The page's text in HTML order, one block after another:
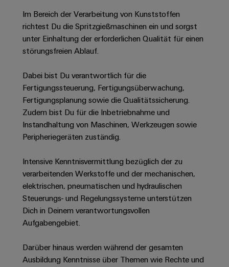
Gerätehersteller
Innovative
Verbindungslösungen
für
Konventionelle
Energieerzeugung
Zukunftssicherheit
bewährte
Energieerzeugung
Maschinenbau
Lösungen
für
verschiedene
Segmente
der
Maschinen
und
Öl
Solutions
Systeme
Lösungen
Dezentrale
Automatisierung
Energiemanagement-
Lösungen
IIoT
&
Automation
Software
Industrial
Analytics
Industrial
Messumformer
Stromversorgungen
Elektronikgehäuse
Blitz-
und
Überspannungsschutz
PV
Generatoranschlusskasten
Feldbusverteiler
Automatisierung
&
Software
Steuerungen
Support
Technischer
Support
Umweltbezogene
Produktkonformität
Engineering
Daten
Technische
Produktkataloge
Reparatur
und
Ersatzteile
Trainings
und
Webinare
Presse
Unternehmensmeldungen
Pressekontakt
Unsere
Partner
IIoT
and
Automation
Partner
Netzwerk
IIoT
and
Automation
Erfolgreiche
Karrierewege
Offene
Ausbildungs-
und
Studienplätze
Veranstaltungen
Aktuelle
Termine
Workshops
für
Schulklassen
Im Bereich der Verarbeitung von Kunststoffen
richtest Du die Spritzgießmaschinen ein und sorgst
unter Einhaltung der erforderlichen Qualität für einen
störungsfreien Ablauf.
Dabei bist Du verantwortlich für die
Fertigungssteuerung, Fertigungsüberwachung,
Fertigungsplanung sowie die Qualitätssicherung.
Zudem bist Du für die Inbetriebnahme und
Instandhaltung von Maschinen, Werkzeugen sowie
Peripheriegeräten zuständig.
Intensive Kenntnisvermittlung bezüglich der zu
verarbeitenden Werkstoffe und der mechanischen,
elektrischen, pneumatischen und hydraulischen
Steuerungs- und Regelungssysteme unterstützen
Dich in Deinem verantwortungsvollen
Aufgabengebiet.
Darüber hinaus werden während der gesamten
Ausbildung Kenntnisse über Themen wie Rechte und